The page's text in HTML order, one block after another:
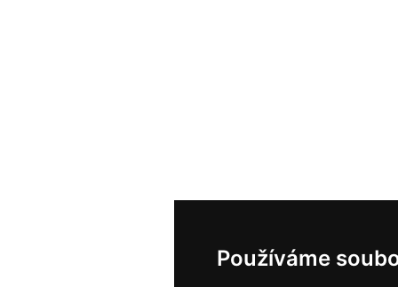
Používáme